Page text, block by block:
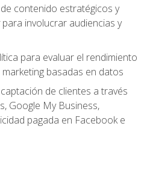
contenido estratégicos y
para involucrar audiencias y
para evaluar el rendimiento
basadas en datos
de clientes a través
Google My Business,
pagada en Facebook e